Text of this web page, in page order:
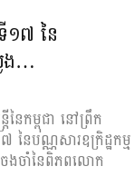
១៧ នៃ
ង…
ៃកម្ពុជា នៅព្រឹក
នៃបណ្ណសារឧក្រិដ្ឋកម្ម
ងចាំនៃពិភពលោក